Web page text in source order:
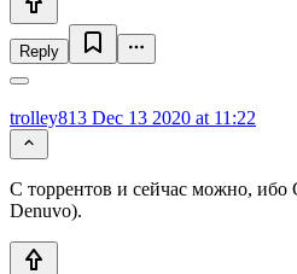
Reply
trolley813 Dec 13 2020 at 11:22
С торрентов и сейчас можно, ибо
Denuvo).